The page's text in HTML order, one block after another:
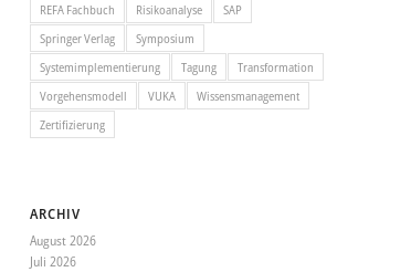
REFA Fachbuch
Risikoanalyse
SAP
Springer Verlag
Symposium
Systemimplementierung
Tagung
Transformation
Vorgehensmodell
VUKA
Wissensmanagement
Zertifizierung
ARCHIV
August 2026
Juli 2026